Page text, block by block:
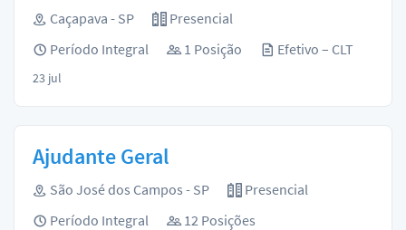
Caçapava - SP
Presencial
Período Integral
1 Posição Efetivo – CLT
23 jul
Ajudante Geral
São José dos Campos - SP
Presencial
Período Integral
12 Posições